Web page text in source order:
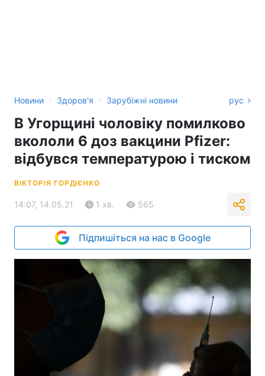
Новини › Здоров'я › Зарубіжні новини рус
В Угорщині чоловіку помилково
вкололи 6 доз вакцини Pfizer:
відбувся температурою і тиском
ВІКТОРІЯ ГОРДІЄНКО
14:07, 14.05.21 1 хв. 565
Підпишіться на нас в Google